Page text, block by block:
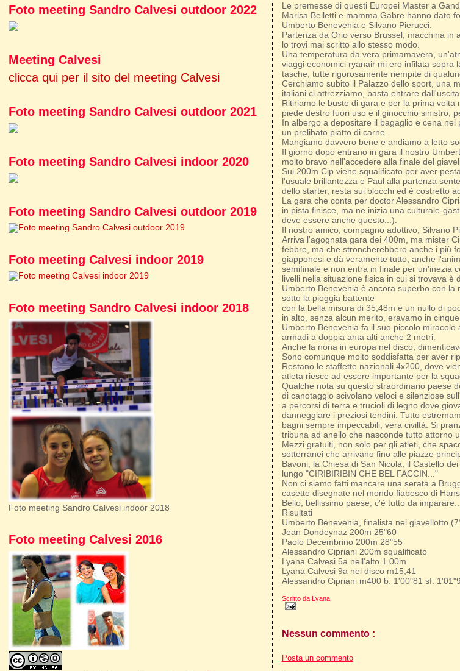
Le premesse di questi Europei Master a
Marisa Belletti e mamma Gabre hanno dato
Umberto Benevenia e Silvano Pierucci.
Partenza da Orio verso Brussel, macchina
lo trovi mai scritto allo stesso modo.
Una temperatura da vera primamavera,
viaggi economici ryanair mi ero infilata sopra
tasche, tutte rigorosamente riempite di
Cerchiamo subito il Palazzo dello sport, una
italiani ci attrezziamo, basta entrare
Ritiriamo le buste di gara e per la prima
piede destro fuori uso e il ginocchio sinistro,
In albergo a depositare il bagaglio e cena
un prelibato piatto di carne.
Mangiamo davvero bene e andiamo a letto
Il giorno dopo entrano in gara il nostro
molto bravo nell'accedere alla finale del
Sui 200m Cip viene squalificato per aver
l'usuale brillantezza e Paul alla partenza
dello starter, resta sui blocchi ed è costretto
La gara che conta per doctor Alessandro
in pista finisce, ma ne inizia una culturale-
deve essere anche questo...).
Il nostro amico, compagno adottivo, Silvano
Arriva l'agognata gara dei 400m, ma mister
febbre, ma che stroncherebbero anche i più
giapponesi e dà veramente tutto, anche
semifinale e non entra in finale per un'inezia
livelli nella situazione fisica in cui si trovava è
Umberto Benevenia è ancora superbo con
sotto la pioggia battente
con la bella misura di 35,48m e un nullo di
in alto, senza alcun merito, eravamo in
Umberto Benevenia fa il suo piccolo
armadi a doppia anta alti anche 2 metri.
Anche la nona in europa nel disco,
Sono comunque molto soddisfatta per aver
Restano le staffette nazionali 4x200, dove
atleta riesce ad essere importante per la
Qualche nota su questo straordinario paese
di canotaggio scivolano veloci e silenziose
a percorsi di terra e trucioli di legno dove
danneggiare i preziosi tendini. Tutto
bagni sempre impeccabili, vera civiltà. Si
tribuna ad anello che nasconde tutto attorno
Mezzi gratuiti, non solo per gli atleti, che
sotterranei che arrivano fino alle piazze
Bavoni, la Chiesa di San Nicola, il Castello
lungo "CIRIBIRIBIN CHE BEL FACCIN..."
Non ci siamo fatti mancare una serata a
casette disegnate nel mondo fiabesco di
Bello, bellissimo paese, c'è tutto da
Risultati
Umberto Benevenia, finalista nel giavellotto
Jean Dondeynaz 200m 25"60
Paolo Decembrino 200m 28"55
Alessandro Cipriani 200m squalificato
Lyana Calvesi 5a nell'alto 1.00m
Lyana Calvesi 9a nel disco m15,41
Alessandro Cipriani m400 b. 1'00"81 sf.
Scritto da Lyana
Nessun commento :
Posta un commento
Foto meeting Sandro Calvesi outdoor 2022
Meeting Calvesi
clicca qui per il sito del meeting Calvesi
Foto meeting Sandro Calvesi outdoor 2021
Foto meeting Sandro Calvesi indoor 2020
Foto meeting Sandro Calvesi outdoor 2019
Foto meeting Calvesi indoor 2019
Foto meeting Sandro Calvesi indoor 2018
Foto meeting Sandro Calvesi indoor 2018
Foto meeting Calvesi 2016